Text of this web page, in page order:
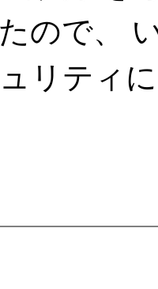
ので、
リティ